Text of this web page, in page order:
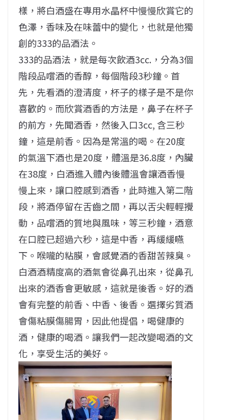
樣，將白酒盛在專用水晶杯中慢慢欣賞它的
色澤，香味及在味蕾中的變化，也就是他獨
創的333的品酒法。
333的品酒法，就是每次飲酒3cc.，分為3個
階段品嚐酒的香醇，每個階段3秒鐘。首
先，先看酒的澄清度，杯子的樣子是不是你
喜歡的。而欣賞酒香的方法是，鼻子在杯子
的前方，先聞酒香，然後入口3cc, 含三秒
鐘，這是前香。因為是常溫的喝。在20度
的氣溫下酒也是20度，體溫是36.8度，內臟
在38度，白酒進入體內後體溫會讓酒香慢
慢上來，讓口腔感到酒香，此時進入第二階
段，將酒停留在舌齒之間，再以舌尖輕輕攪
動，品嚐酒的質地與風味，等三秒鐘，酒意
在口腔已超過六秒，這是中香，再緩緩嚥
下。喉嚨的粘膜，會感覺酒的香甜苦辣臭。
白酒酒精度高的酒氣會從鼻孔出來，從鼻孔
出來的酒香會更敏感，這就是後香。好的酒
會有完整的前香、中香、後香。選擇劣質酒
會傷粘膜傷腸胃，因此他提倡，喝健康的
酒，健康的喝酒。讓我們一起改變喝酒的文
化，享受生活的美好。